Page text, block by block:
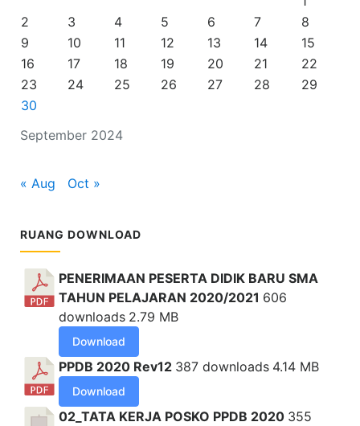
September 2024
2
3 4 5 6 7
8
9
10 11 12 13 14
15
16
17 18 19 20 21
22
23
24 25 26 27 28
29
30
« Aug Oct »
RUANG DOWNLOAD
PENERIMAAN PESERTA DIDIK BARU SMA
TAHUN PELAJARAN 2020/2021 606
downloads 2.79 MB
Download
PPDB 2020 Rev12 387 downloads 4.14 MB
Download
02_TATA KERJA POSKO PPDB 2020 355